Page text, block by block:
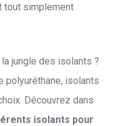
tout simplement
jungle des isolants ?
polyuréthane, isolants
Découvrez dans
isolants pour